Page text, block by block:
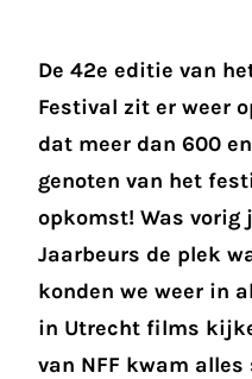
De 42e editie van
Festival zit er weer
dat meer dan 600
genoten van het
opkomst! Was vorig
Jaarbeurs de plek
konden we weer in
in Utrecht films
van NFF kwam